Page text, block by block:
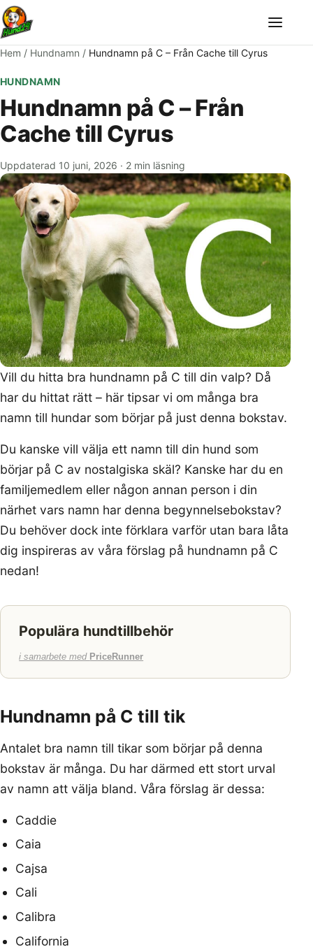
Meny
Hem / Hundnamn / Hundnamn på C – Från Cache till Cyrus
HUNDNAMN
Hundnamn på C – Från
Cache till Cyrus
Uppdaterad 10 juni, 2026 · 2 min läsning
Vill du hitta bra hundnamn på C till din valp? Då
har du hittat rätt – här tipsar vi om många bra
namn till hundar som börjar på just denna bokstav.
Du kanske vill välja ett namn till din hund som
börjar på C av nostalgiska skäl? Kanske har du en
familjemedlem eller någon annan person i din
närhet vars namn har denna begynnelsebokstav?
Du behöver dock inte förklara varför utan bara låta
dig inspireras av våra förslag på hundnamn på C
nedan!
Populära hundtillbehör
i samarbete med PriceRunner
Hundnamn på C till tik
Antalet bra namn till tikar som börjar på denna
bokstav är många. Du har därmed ett stort urval
av namn att välja bland. Våra förslag är dessa:
Caddie
Caia
Cajsa
Cali
Calibra
California